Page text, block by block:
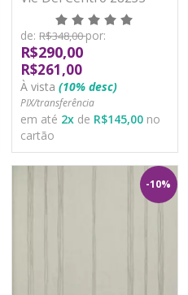
Vinílico Lavável
de: R$348,00por:
R$290,00
R$261,00
À vista (10% desc)
PIX/transferência
em até 2x de R$145,00 no
cartão
-10%